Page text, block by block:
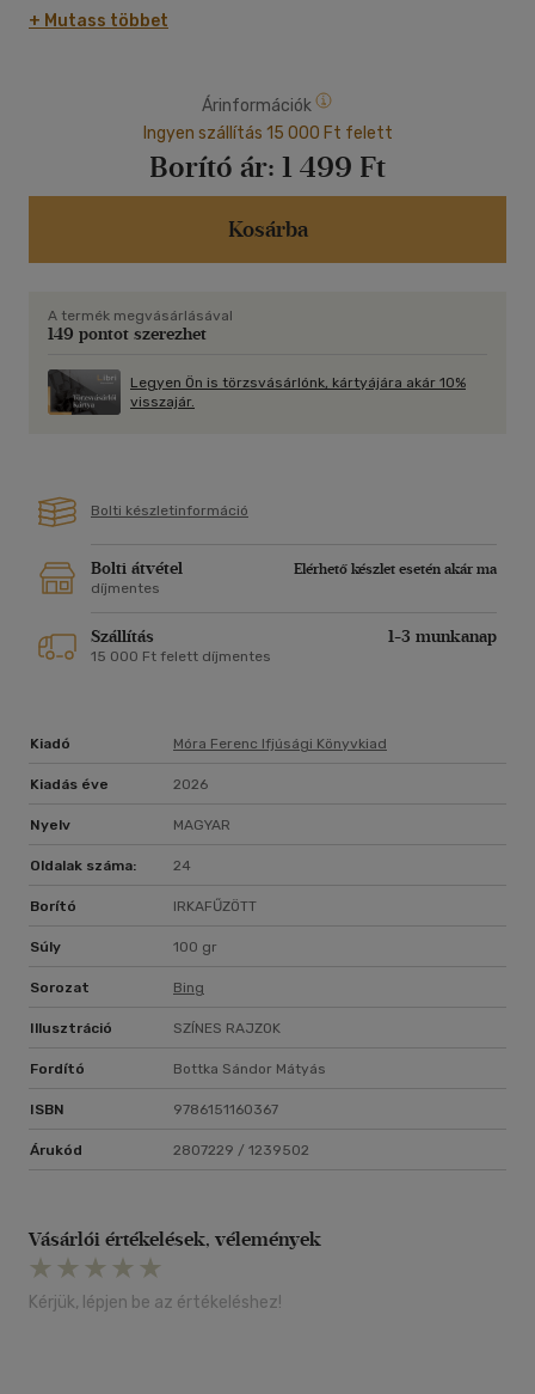
+ Mutass többet
Árinformációk
Ingyen szállítás 15 000 Ft felett
Borító ár: 1 499 Ft
Kosárba
A termék megvásárlásával
149 pontot szerezhet
Legyen Ön is törzsvásárlónk, kártyájára akár 10%
visszajár.
Bolti készletinformáció
Bolti átvétel
Elérhető készlet esetén akár ma
díjmentes
Szállítás 1-3 munkanap
15 000 Ft felett díjmentes
Kiadó Móra Ferenc Ifjúsági Könyvkiad
Kiadás éve 2026
Nyelv MAGYAR
Oldalak száma: 24
Borító IRKAFŰZÖTT
Súly 100 gr
Sorozat Bing
Illusztráció SZÍNES RAJZOK
Fordító Bottka Sándor Mátyás
ISBN 9786151160367
Árukód 2807229 / 1239502
Vásárlói értékelések, vélemények
Kérjük, lépjen be az értékeléshez!